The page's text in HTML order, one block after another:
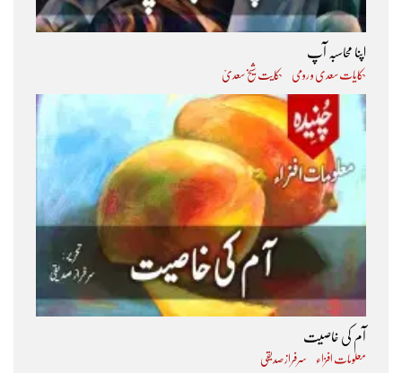
اپنا محاسبہ آپ
حکایات سعدی و رومی حکایت شیخ سعدیؒ
آم کی خاصیت
معلومات افزاء سرفراز صدیقی